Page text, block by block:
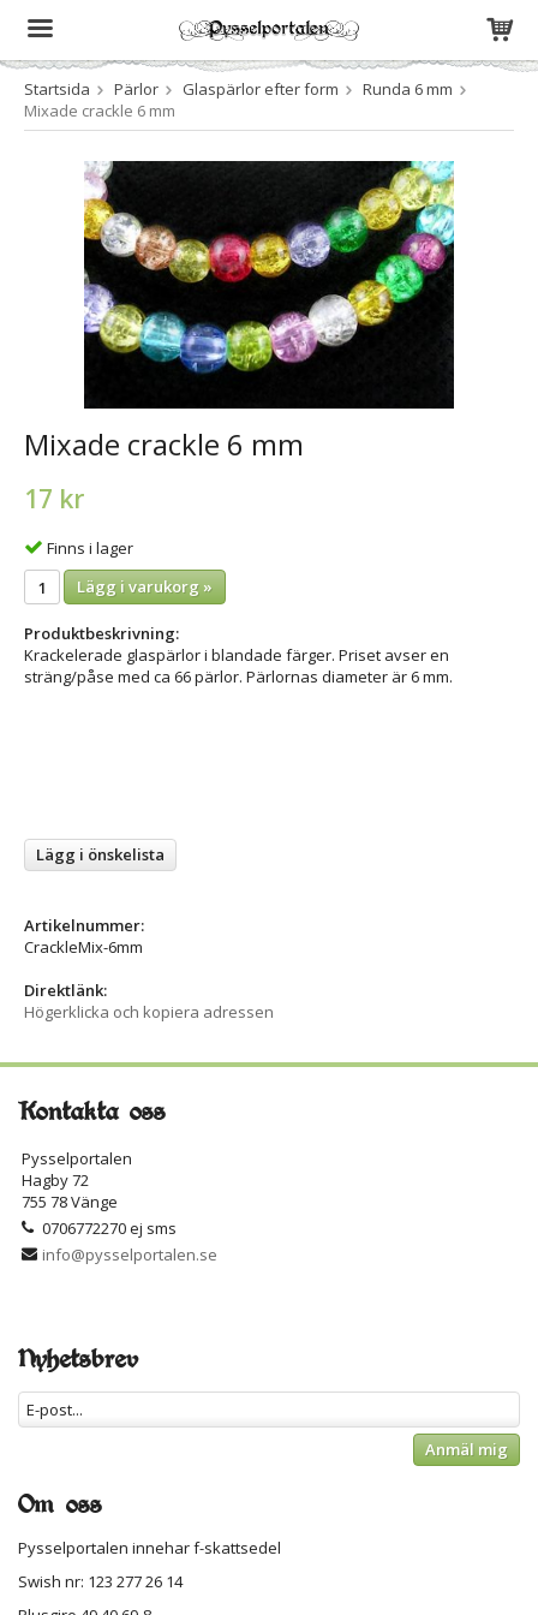
Produkten har blivit tillagd i varukorgen
Startsida Pärlor Glaspärlor efter form
Runda 6 mm
Mixade crackle 6 mm
Mixade crackle 6 mm
17 kr
Finns i lager
Lägg i varukorg »
Produktbeskrivning:
Krackelerade glaspärlor i blandade färger. Priset avser en
sträng/påse med ca 66 pärlor. Pärlornas diameter är 6 mm.
Lägg i önskelista
Artikelnummer:
CrackleMix-6mm
Direktlänk:
Högerklicka och kopiera adressen
Kontakta oss
Pysselportalen
Hagby 72
755 78 Vänge
0706772270 ej sms
info@pysselportalen.se
Nyhetsbrev
Anmäl mig
Om oss
Pysselportalen innehar f-skattsedel
Swish nr: 123 277 26 14